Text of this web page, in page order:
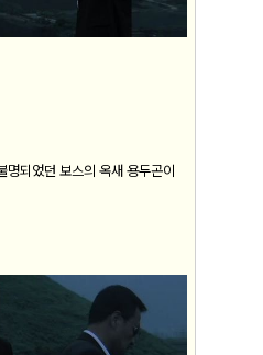
되었던 보스의 옥새 용두곤이